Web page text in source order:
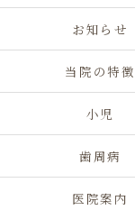
お知らせ
当院の特徴
小児
歯周病
医院案内